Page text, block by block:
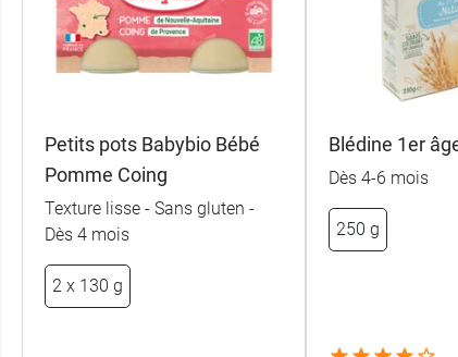
Petits pots Babybio Bébé
Pomme Coing
Texture lisse - Sans gluten -
Dès 4 mois
2 x 130 g
Blédine 1er
Dès 4-6 mois
250 g